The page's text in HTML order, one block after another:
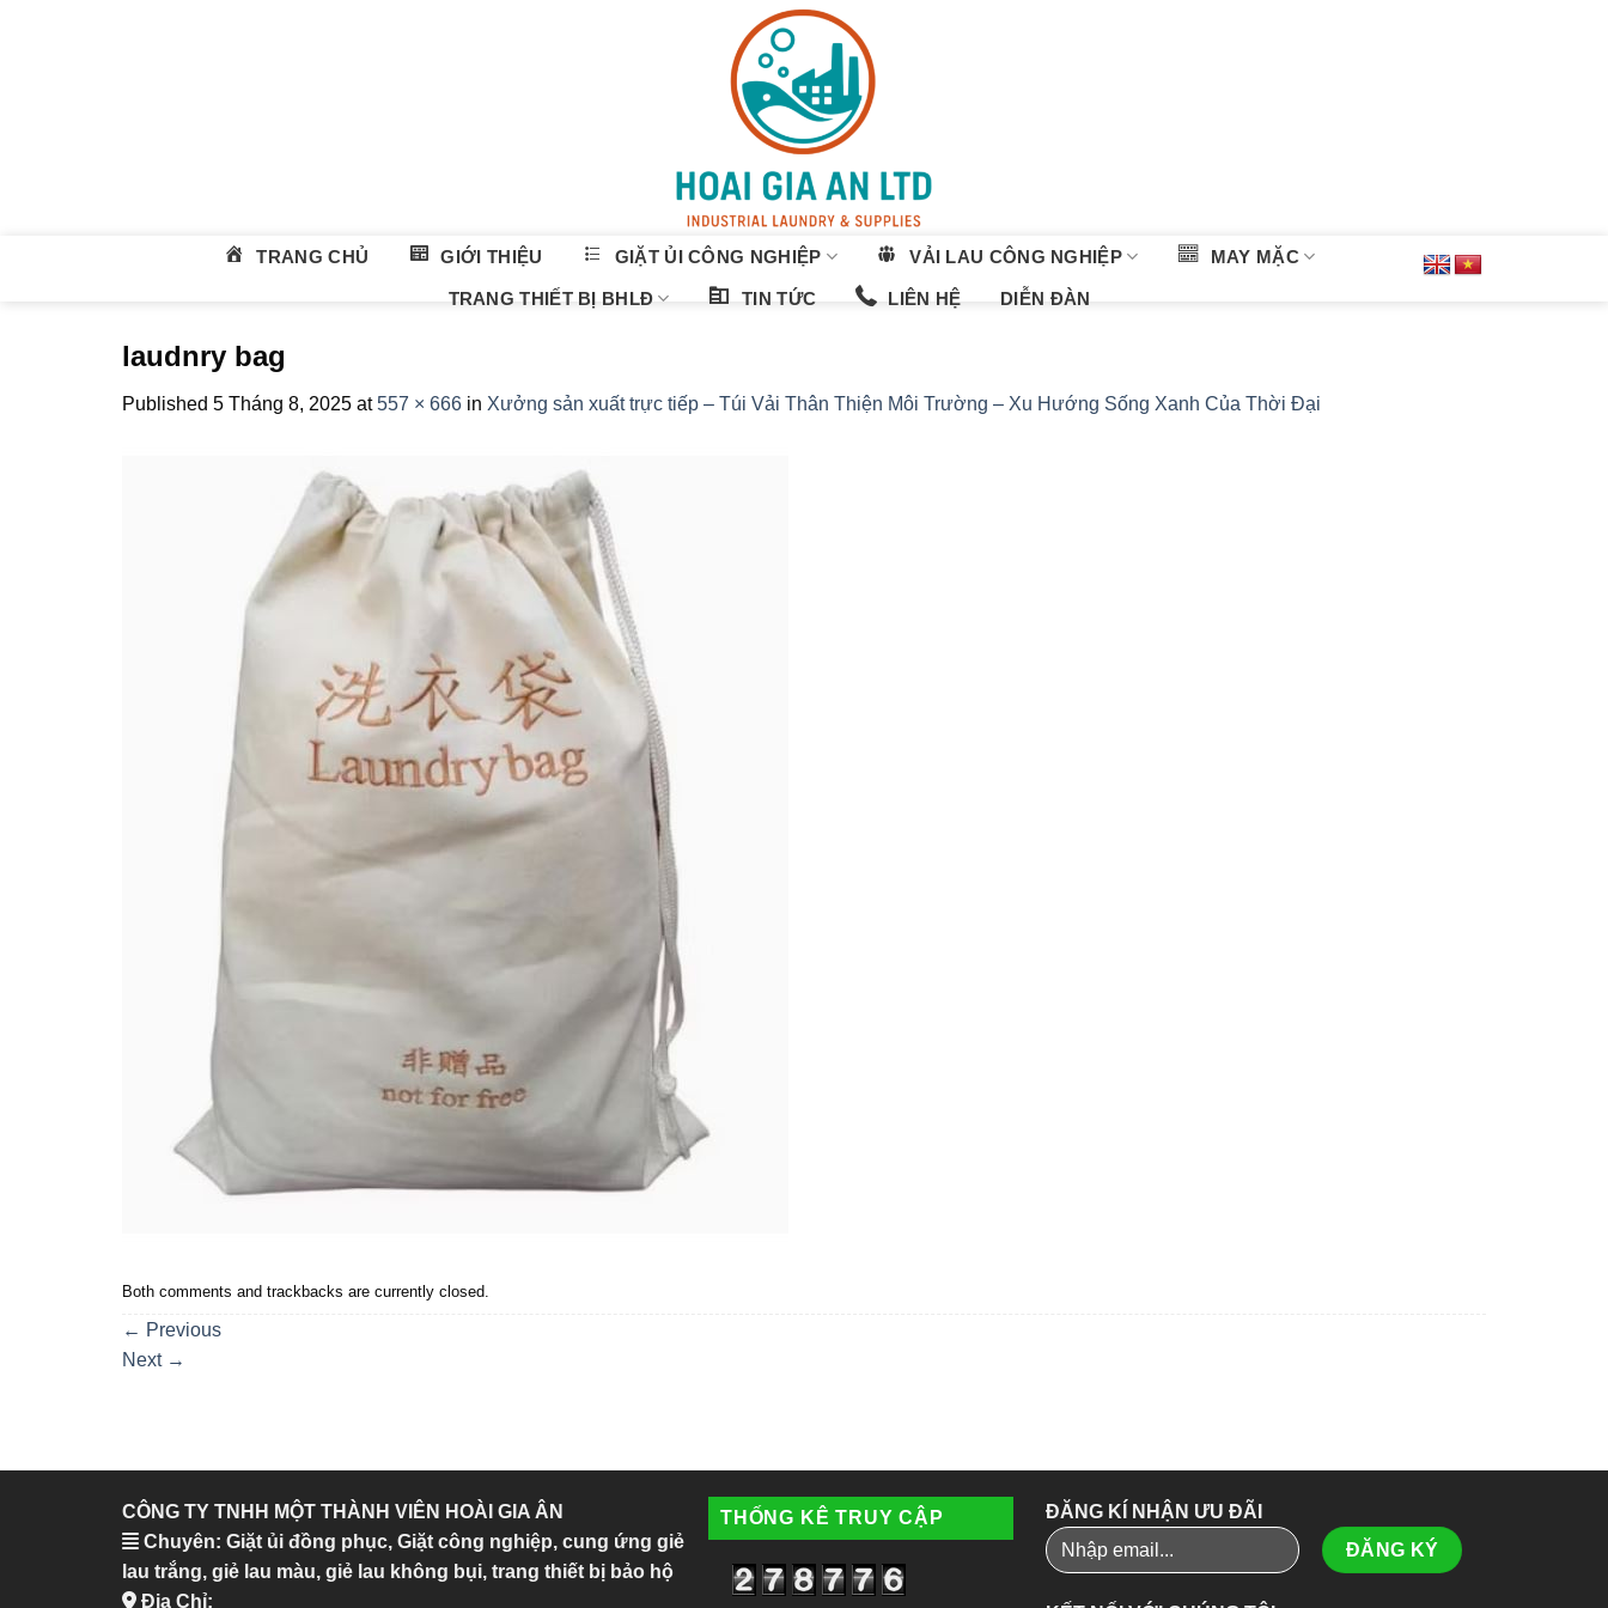
TRANG CHỦ GIỚI THIỆU GIẶT ỦI CÔNG NGHIỆP VẢI LAU CÔNG NGHIỆP MAY MẶC
TRANG THIẾT BỊ BHLĐ TIN TỨC LIÊN HỆ DIỄN ĐÀN
laudnry bag
Published 5 Tháng 8, 2025 at557 × 666 in Xưởng sản xuất trực tiếp – Túi Vải Thân Thiện Môi Trường – Xu Hướng Sống Xanh Của Thời Đại
Both comments and trackbacks are currently closed.
← Previous
Next →
CÔNG TY TNHH MỘT THÀNH VIÊN HOÀI GIA ÂN
Chuyên: Giặt ủi đồng phục, Giặt công nghiệp, cung ứng giẻ
lau trắng, giẻ lau màu, giẻ lau không bụi, trang thiết bị bảo hộ
Địa Chỉ:
THỐNG KÊ TRUY CẬP ĐĂNG KÍ NHẬN ƯU ĐÃI